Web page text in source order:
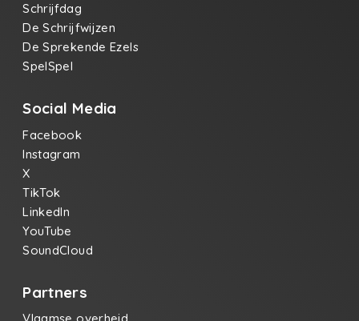
Schrijfdag
De Schrijfwijzen
De Sprekende Ezels
SpelSpel
Social Media
Facebook
Instagram
X
TikTok
LinkedIn
YouTube
SoundCloud
Partners